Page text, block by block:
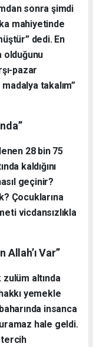
sonra şimdi
mahiyetinde
dedi. En
olduğunu
pazar
takalım”
28 bin 75
kaldığını
geçinir?
Çocuklarına
vicdansızlıkla
Var”
altında
yemekle
insanca
hale geldi.
tercih